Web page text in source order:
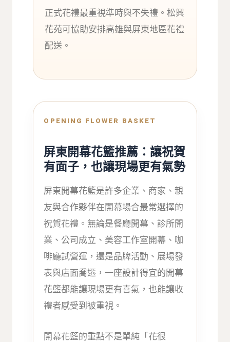
正式花禮最重視準時與不失禮。松興
花苑可協助安排高雄與屏東地區花禮
配送。
OPENING FLOWER BASKET
屏東開幕花籃推薦：讓祝賀
有面子，也讓現場更有氣勢
屏東開幕花籃是許多企業、商家、親
友與合作夥伴在開幕場合最常選擇的
祝賀花禮。無論是餐廳開幕、診所開
業、公司成立、美容工作室開幕、咖
啡廳試營運，還是品牌活動、展場發
表與店面喬遷，一座設計得宜的開幕
花籃都能讓現場更有喜氣，也能讓收
禮者感受到被重視。
開幕花籃的重點不是單純「花很